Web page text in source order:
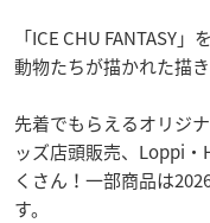
「ICE CHU FANTASY
動物たちが描かれた描
先着でもらえるオリジ
ッズ店頭販売、Loppi
くさん！一部商品は
す。